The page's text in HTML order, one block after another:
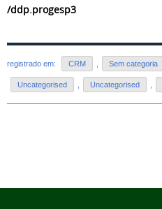
/ddp.progesp3
registrado em: CRM , Sem categoria
Uncategorised , Uncategorised ,